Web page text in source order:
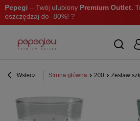
Pepegi – Twój ulubiony Premium Outlet.
oszczędzaj do -80%! ?
Wstecz Strona główna 200 Zestaw